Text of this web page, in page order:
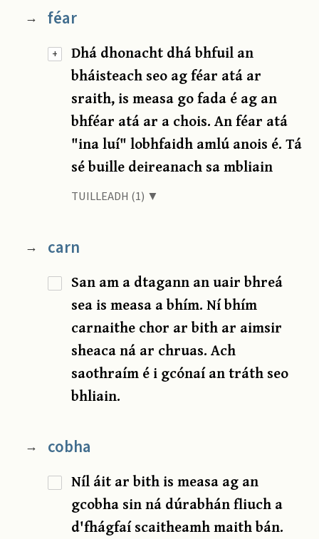
+
→ féar
Dhá dhonacht dhá bhfuil an
bháisteach seo ag féar atá ar
sraith, is measa go fada é ag an
bhféar atá ar a chois. An féar atá
"ina luí" lobhfaidh amlú anois é. Tá
sé buille deireanach sa mbliain
TUILLEADH (1) ▼
→ carn
San am a dtagann an uair bhreá
sea is measa a bhím. Ní bhím
carnaithe chor ar bith ar aimsir
sheaca ná ar chruas. Ach
saothraím é i gcónaí an tráth seo
bhliain.
→ cobha
Níl áit ar bith is measa ag an
gcobha sin ná dúrabhán fliuch a
d'fhágfaí scaitheamh maith bán.